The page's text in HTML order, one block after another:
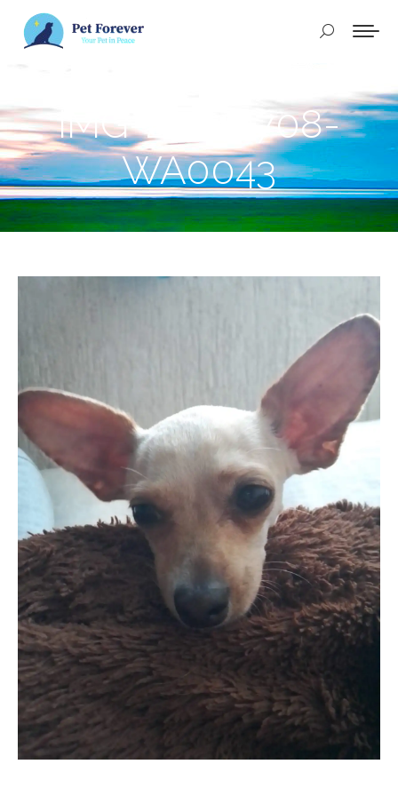
Buscar:
IMG-20240708-
WA0043